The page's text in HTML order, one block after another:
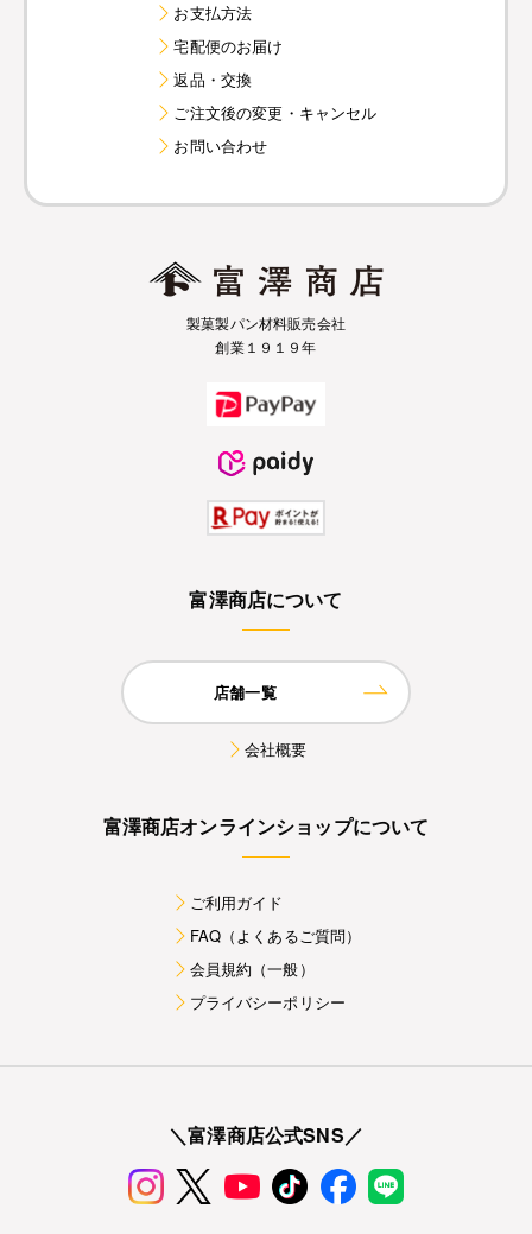
お支払方法
宅配便のお届け
返品・交換
ご注文後の変更・キャンセル
お問い合わせ
製菓製パン材料販売会社
創業１９１９年
富澤商店について
店舗一覧
会社概要
富澤商店オンラインショップについて
ご利用ガイド
FAQ（よくあるご質問）
会員規約（一般）
プライバシーポリシー
＼富澤商店公式SNS／